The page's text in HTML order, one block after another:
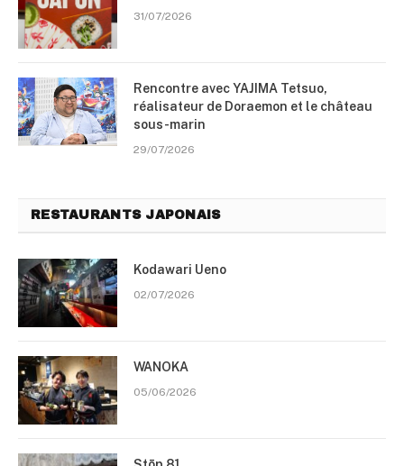
31/07/2026
Rencontre avec YAJIMA Tetsuo,
réalisateur de Doraemon et le château
sous-marin
29/07/2026
RESTAURANTS JAPONAIS
Kodawari Ueno
02/07/2026
WANOKA
05/06/2026